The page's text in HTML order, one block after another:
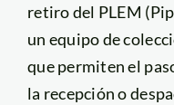
retiro del PLEM
un equipo de
que permiten el
la recepción o